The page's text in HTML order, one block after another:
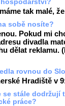
tak malé,
sobě nosíte?
Pokud mi
divadla
dělat reklamu.
rovnou do
Hradiště v
se stále dodržují
práce?